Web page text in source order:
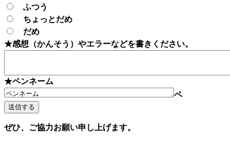
ふつう
ちょっとだめ
だめ
★感想（かんそう）やエラーなどを書きください。
★ペンネーム
ペ
ぜひ、ご協力お願い申し上げます。